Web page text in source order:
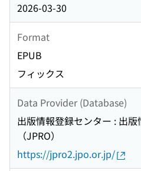
2026-03-30
Format
EPUB
フィックス
Data Provider (Database)
出版情報登録センター : 出
（JPRO）
https://jpro2.jpo.or.jp/